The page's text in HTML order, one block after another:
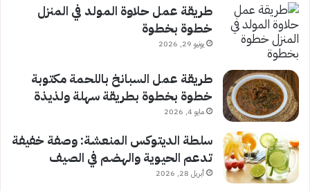
طريقة عمل حلاوة المولد في المنزل
خطوة بخطوة
يونيو 29, 2026
طريقة عمل السبانخ باللحمة مكتوبة
خطوة بخطوة بطريقة سهلة ولذيذة
مايو 4, 2026
سلطة الديتوكس المنعشة: وصفة خفيفة
تدعم الحيوية والهضم في الصيف
أبريل 28, 2026